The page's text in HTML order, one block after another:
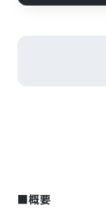
■概要